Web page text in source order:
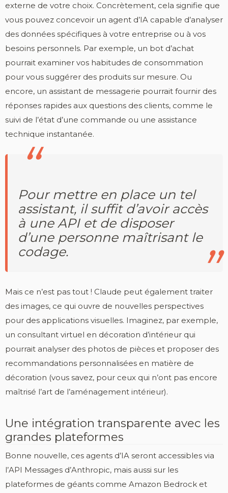
externe de votre choix. Concrètement, cela signifie que
vous pouvez concevoir un agent d’IA capable d’analyser
des données spécifiques à votre entreprise ou à vos
besoins personnels. Par exemple, un bot d’achat
pourrait examiner vos habitudes de consommation
pour vous suggérer des produits sur mesure. Ou
encore, un assistant de messagerie pourrait fournir des
réponses rapides aux questions des clients, comme le
suivi de l’état d’une commande ou une assistance
technique instantanée.
Pour mettre en place un tel
assistant, il suffit d’avoir accès
à une API et de disposer
d’une personne maîtrisant le
codage.
Mais ce n’est pas tout ! Claude peut également traiter
des images, ce qui ouvre de nouvelles perspectives
pour des applications visuelles. Imaginez, par exemple,
un consultant virtuel en décoration d’intérieur qui
pourrait analyser des photos de pièces et proposer des
recommandations personnalisées en matière de
décoration (vous savez, pour ceux qui n’ont pas encore
maîtrisé l’art de l’aménagement intérieur).
Une intégration transparente avec les
grandes plateformes
Bonne nouvelle, ces agents d’IA seront accessibles via
l’API Messages d’Anthropic, mais aussi sur les
plateformes de géants comme Amazon Bedrock et